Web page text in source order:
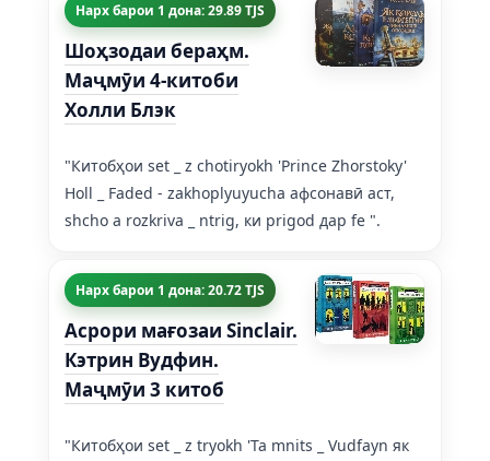
Нарх барои 1 дона: 29.89 TJS
Шоҳзодаи бераҳм.
Маҷмӯи 4-китоби
Холли Блэк
"Китобҳои set _ z chotiryokh 'Prince Zhorstoky'
Holl _ Faded - zakhoplyuyucha афсонавӣ аст,
shcho a rozkriva _ ntrig, ки prigod дар fe ".
Нарх барои 1 дона: 20.72 TJS
Асрори мағозаи Sinclair.
Кэтрин Вудфин.
Маҷмӯи 3 китоб
"Китобҳои set _ z tryokh 'Ta mnits _ Vudfayn як